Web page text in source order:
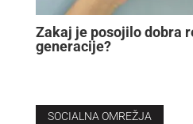
Zakaj je posojilo dobra
generacije?
SOCIALNA OMREŽJA